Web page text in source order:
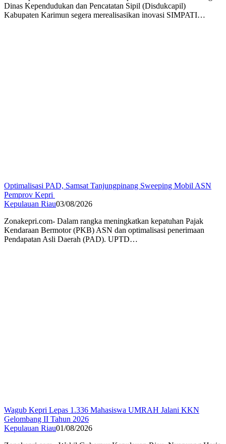
Dinas Kependudukan dan Pencatatan Sipil (Disdukcapil)
Kabupaten Karimun segera merealisasikan inovasi SIMPATI…
Optimalisasi PAD, Samsat Tanjungpinang Sweeping Mobil ASN
Pemprov Kepri
Kepulauan Riau03/08/2026
Zonakepri.com- Dalam rangka meningkatkan kepatuhan Pajak
Kendaraan Bermotor (PKB) ASN dan optimalisasi penerimaan
Pendapatan Asli Daerah (PAD). UPTD…
Wagub Kepri Lepas 1.336 Mahasiswa UMRAH Jalani KKN
Gelombang II Tahun 2026
Kepulauan Riau01/08/2026